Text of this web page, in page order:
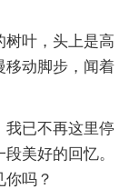
树叶，头上是高
移动脚步，闻着
我已不再这里停
美好的回忆。
吗？